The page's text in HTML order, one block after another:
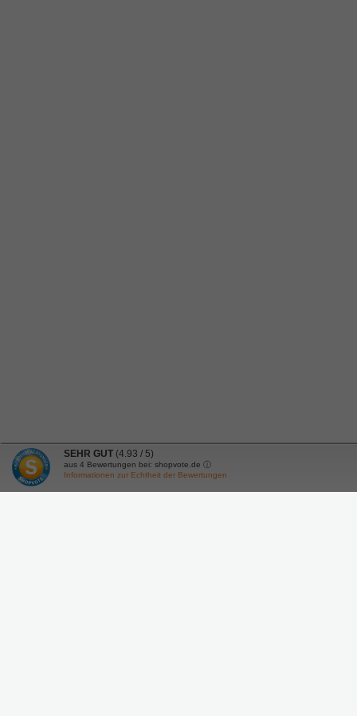
SEHR GUT (4.93 / 5)
aus 4 Bewertungen bei: shopvote.de ⓘ
Informationen zur Echtheit der Bewertungen